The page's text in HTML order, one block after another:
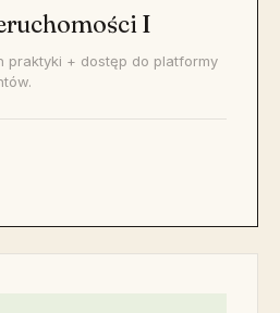
I
praktyki + dostęp do platformy